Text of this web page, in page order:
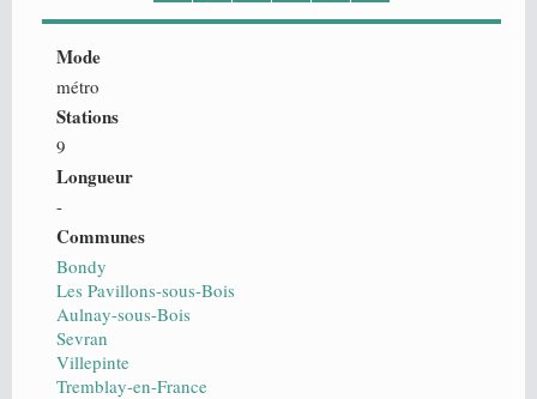
Mode
métro
Stations
9
Longueur
-
Communes
Bondy
Les Pavillons-sous-Bois
Aulnay-sous-Bois
Sevran
Villepinte
Tremblay-en-France